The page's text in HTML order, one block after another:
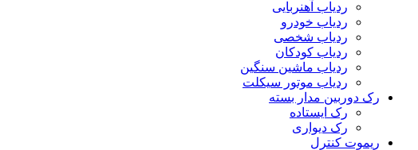
ردیاب آهنربایی
ردیاب خودرو
ردیاب شخصی
ردیاب کودکان
ردیاب ماشین سنگین
ردیاب موتور سیکلت
رک دوربین مدار بسته
رک ایستاده
رک دیواری
ریموت کنترل